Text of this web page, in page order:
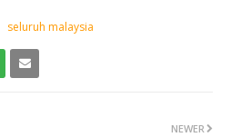
seluruh malaysia
NEWER